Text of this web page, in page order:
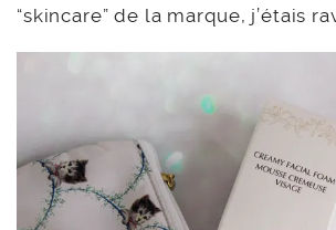
“skincare” de la marque, j’étais